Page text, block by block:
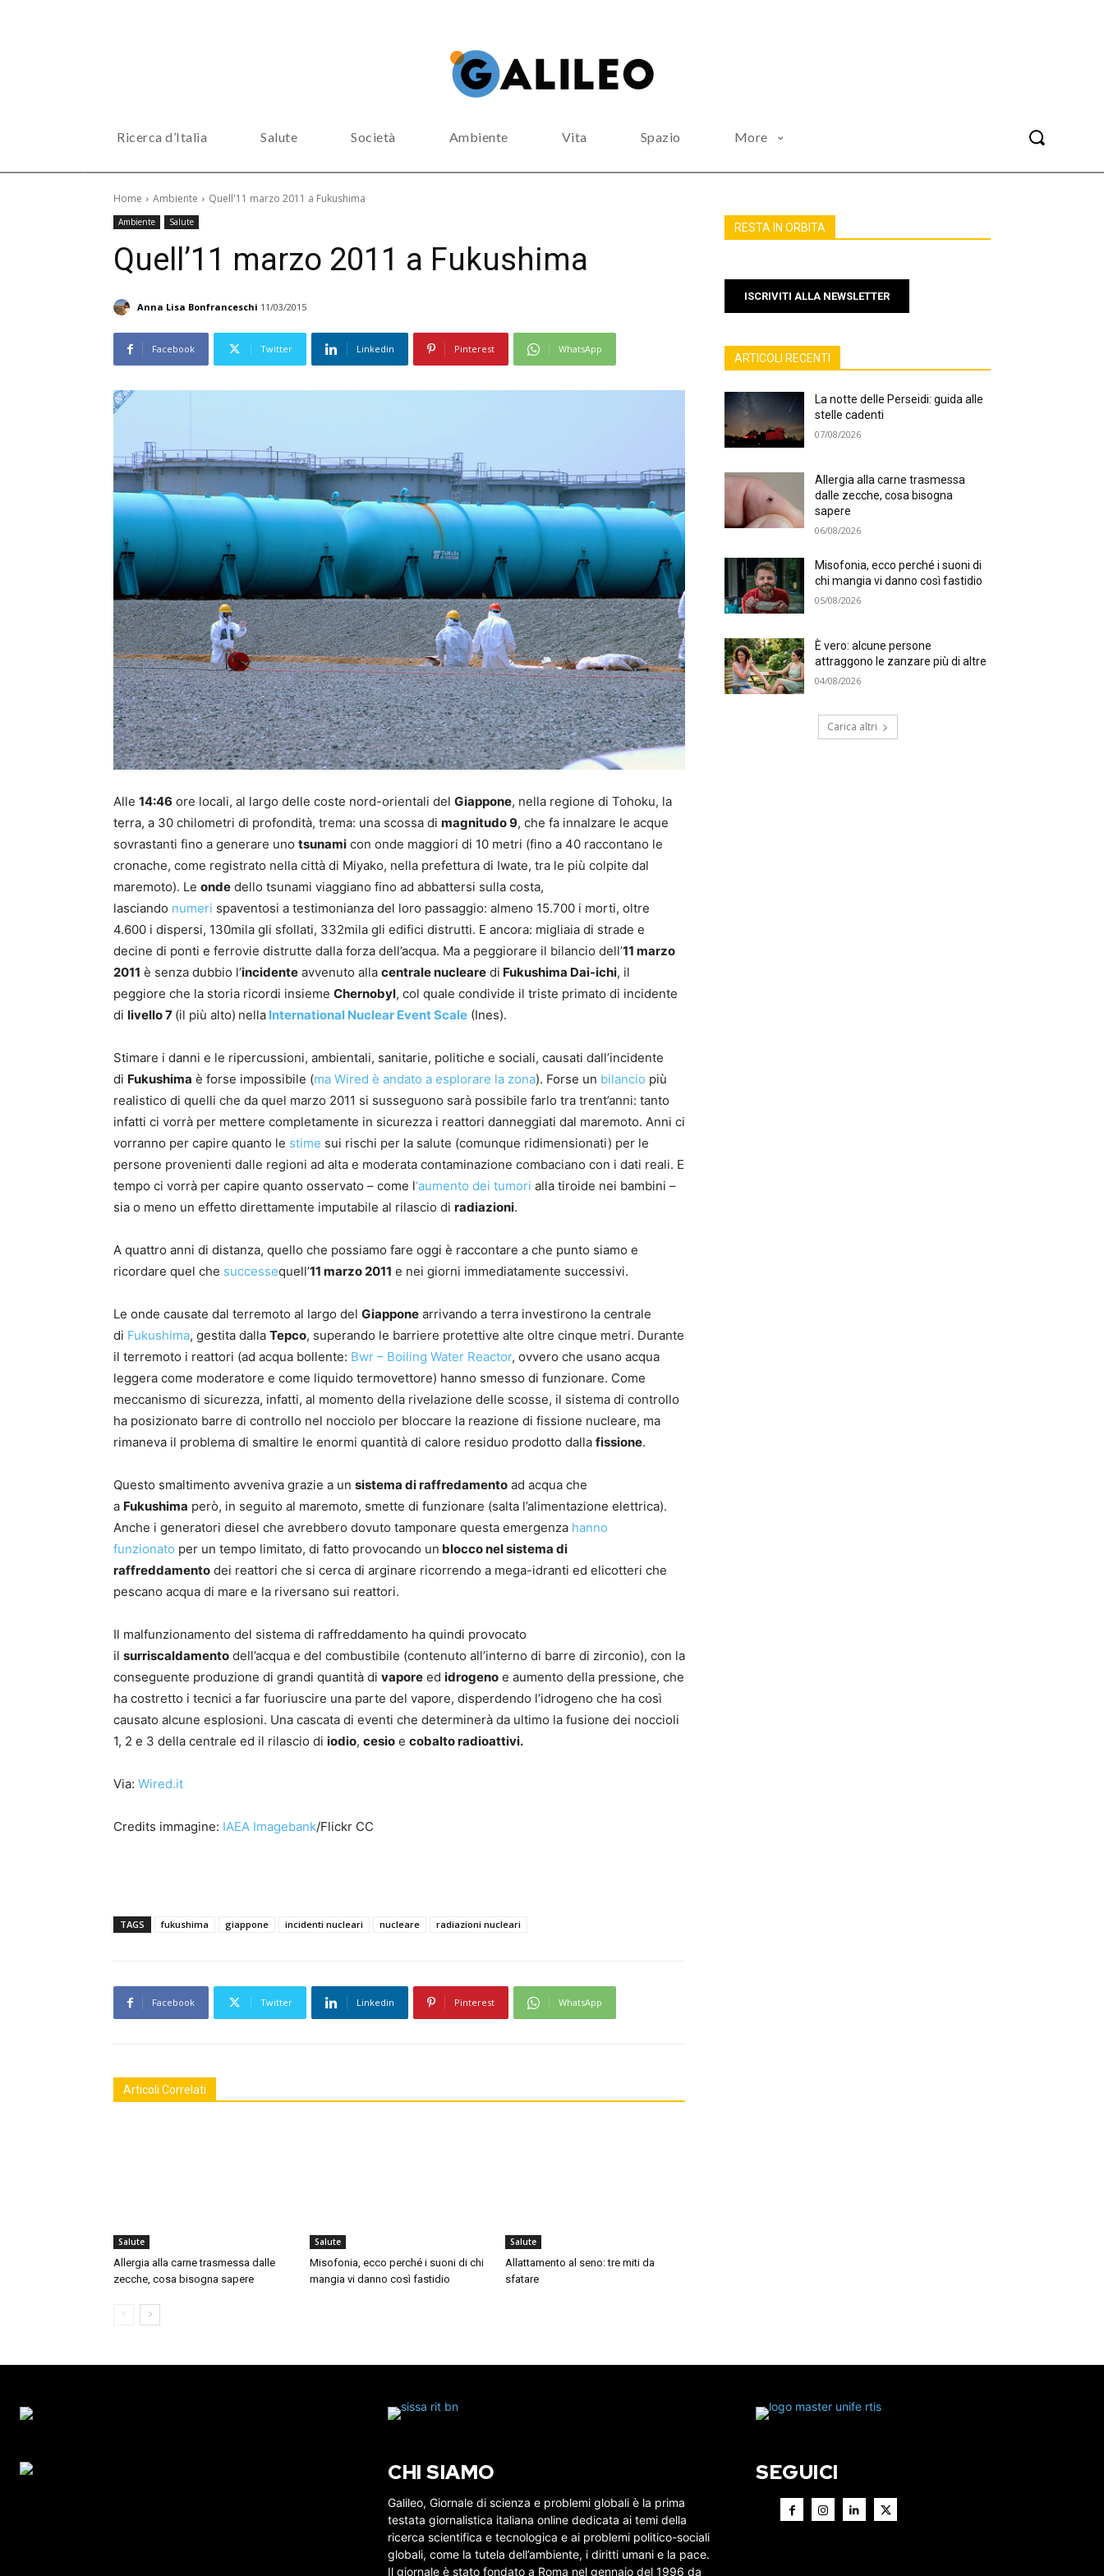
Ricerca d’Italia Salute Società Ambiente Vita Spazio More
Home Ambiente Quell'11 marzo 2011 a Fukushima
Ambiente Salute
Quell’11 marzo 2011 a Fukushima
Anna Lisa Bonfranceschi 11/03/2015
Facebook Twitter Linkedin Pinterest WhatsApp
Alle 14:46 ore locali, al largo delle coste nord-orientali del Giappone, nella regione di Tohoku, la
terra, a 30 chilometri di profondità, trema: una scossa di magnitudo 9, che fa innalzare le acque
sovrastanti fino a generare uno tsunami con onde maggiori di 10 metri (fino a 40 raccontano le
cronache, come registrato nella città di Miyako, nella prefettura di Iwate, tra le più colpite dal
maremoto). Le onde dello tsunami viaggiano fino ad abbattersi sulla costa,
lasciando numeri spaventosi a testimonianza del loro passaggio: almeno 15.700 i morti, oltre
4.600 i dispersi, 130mila gli sfollati, 332mila gli edifici distrutti. E ancora: migliaia di strade e
decine di ponti e ferrovie distrutte dalla forza dell’acqua. Ma a peggiorare il bilancio dell’11 marzo
2011 è senza dubbio l’incidente avvenuto alla centrale nucleare di Fukushima Dai-ichi, il
peggiore che la storia ricordi insieme Chernobyl, col quale condivide il triste primato di incidente
di livello 7 (il più alto) nella International Nuclear Event Scale (Ines).
Stimare i danni e le ripercussioni, ambientali, sanitarie, politiche e sociali, causati dall’incidente
di Fukushima è forse impossibile (ma Wired è andato a esplorare la zona). Forse un bilancio più
realistico di quelli che da quel marzo 2011 si susseguono sarà possibile farlo tra trent’anni: tanto
infatti ci vorrà per mettere completamente in sicurezza i reattori danneggiati dal maremoto. Anni ci
vorranno per capire quanto le stime sui rischi per la salute (comunque ridimensionati) per le
persone provenienti dalle regioni ad alta e moderata contaminazione combaciano con i dati reali. E
tempo ci vorrà per capire quanto osservato – come l‘aumento dei tumori alla tiroide nei bambini –
sia o meno un effetto direttamente imputabile al rilascio di radiazioni.
A quattro anni di distanza, quello che possiamo fare oggi è raccontare a che punto siamo e
ricordare quel che successequell’11 marzo 2011 e nei giorni immediatamente successivi.
Le onde causate dal terremoto al largo del Giappone arrivando a terra investirono la centrale
di Fukushima, gestita dalla Tepco, superando le barriere protettive alte oltre cinque metri. Durante
il terremoto i reattori (ad acqua bollente: Bwr – Boiling Water Reactor, ovvero che usano acqua
leggera come moderatore e come liquido termovettore) hanno smesso di funzionare. Come
meccanismo di sicurezza, infatti, al momento della rivelazione delle scosse, il sistema di controllo
ha posizionato barre di controllo nel nocciolo per bloccare la reazione di fissione nucleare, ma
rimaneva il problema di smaltire le enormi quantità di calore residuo prodotto dalla fissione.
Questo smaltimento avveniva grazie a un sistema di raffredamento ad acqua che
a Fukushima però, in seguito al maremoto, smette di funzionare (salta l’alimentazione elettrica).
Anche i generatori diesel che avrebbero dovuto tamponare questa emergenza hanno
funzionato per un tempo limitato, di fatto provocando un blocco nel sistema di
raffreddamento dei reattori che si cerca di arginare ricorrendo a mega-idranti ed elicotteri che
pescano acqua di mare e la riversano sui reattori.
Il malfunzionamento del sistema di raffreddamento ha quindi provocato
il surriscaldamento dell’acqua e del combustibile (contenuto all’interno di barre di zirconio), con la
conseguente produzione di grandi quantità di vapore ed idrogeno e aumento della pressione, che
ha costretto i tecnici a far fuoriuscire una parte del vapore, disperdendo l’idrogeno che ha così
causato alcune esplosioni. Una cascata di eventi che determinerà da ultimo la fusione dei noccioli
1, 2 e 3 della centrale ed il rilascio di iodio, cesio e cobalto radioattivi.
Via: Wired.it
Credits immagine: IAEA Imagebank/Flickr CC
TAGS fukushima giappone incidenti nucleari nucleare radiazioni nucleari
Facebook Twitter Linkedin Pinterest WhatsApp
Articoli Correlati
Salute
Allergia alla carne trasmessa dalle
zecche, cosa bisogna sapere
Salute
Misofonia, ecco perché i suoni di chi
mangia vi danno così fastidio
Salute
Allattamento al seno: tre miti da
sfatare
RESTA IN ORBITA
ISCRIVITI ALLA NEWSLETTER
ARTICOLI RECENTI
La notte delle Perseidi: guida alle
stelle cadenti
07/08/2026
Allergia alla carne trasmessa
dalle zecche, cosa bisogna
sapere
06/08/2026
Misofonia, ecco perché i suoni di
chi mangia vi danno così fastidio
05/08/2026
È vero: alcune persone
attraggono le zanzare più di altre
04/08/2026
Carica altri
CHI SIAMO
Galileo, Giornale di scienza e problemi globali è la prima
testata giornalistica italiana online dedicata ai temi della
ricerca scientifica e tecnologica e ai problemi politico-sociali
globali, come la tutela dell’ambiente, i diritti umani e la pace.
Il giornale è stato fondato a Roma nel gennaio del 1996 da
SEGUICI